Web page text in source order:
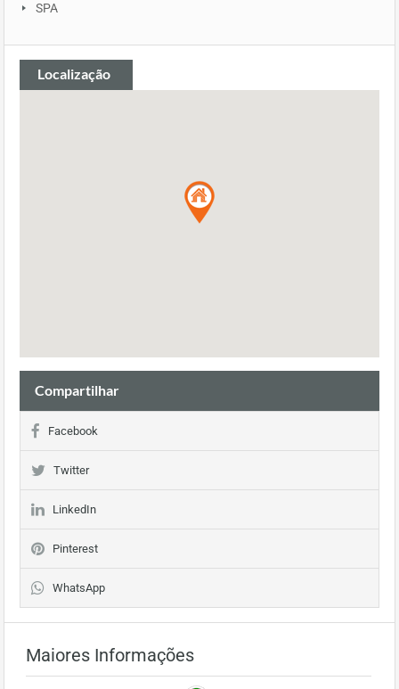
SPA
Localização
Compartilhar
Facebook
Twitter
LinkedIn
Pinterest
WhatsApp
Maiores Informações